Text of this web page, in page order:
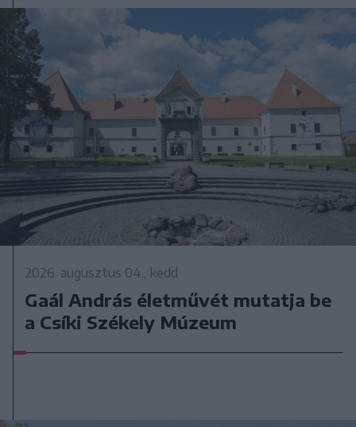
2026. augusztus 04., kedd
Gaál András életművét mutatja be
a Csíki Székely Múzeum